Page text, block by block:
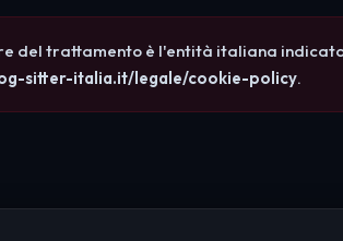
del trattamento è l'entità italiana
sitter-italia.it/legale/cookie-policy.